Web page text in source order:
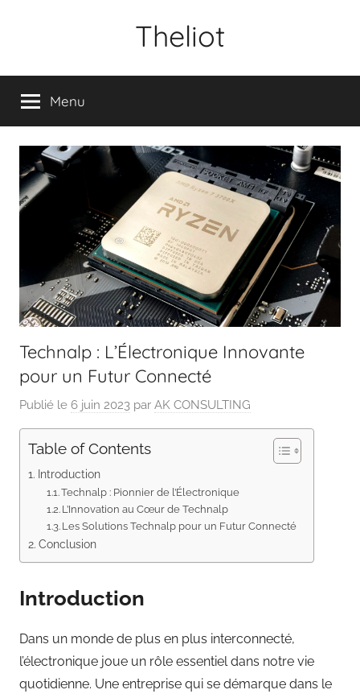
Theliot
Menu
Technalp : L’Électronique Innovante
pour un Futur Connecté
Publié le 6 juin 2023 par AK CONSULTING
Table of Contents
Introduction
Technalp : Pionnier de l’Électronique
L’Innovation au Cœur de Technalp
Les Solutions Technalp pour un Futur Connecté
Conclusion
Introduction
Dans un monde de plus en plus interconnecté,
l’électronique joue un rôle essentiel dans notre vie
quotidienne. Une entreprise qui se démarque dans le